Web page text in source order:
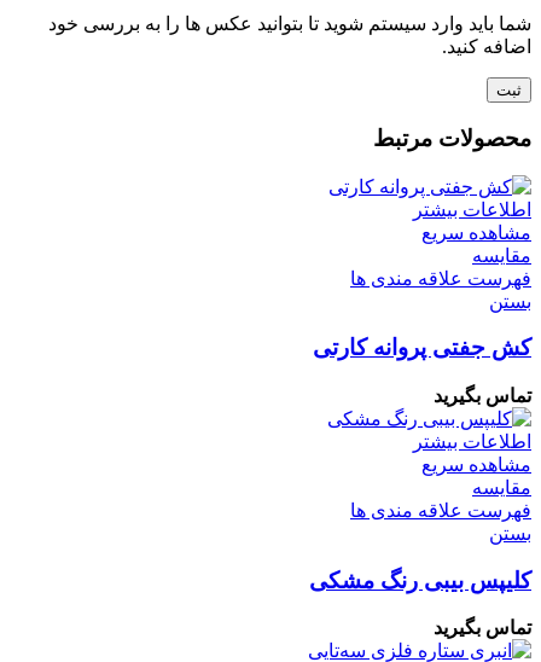
شما باید وارد سیستم شوید تا بتوانید عکس ها را به بررسی خود
اضافه کنید.
محصولات مرتبط
اطلاعات بیشتر
مشاهده سریع
مقایسه
فهرست علاقه مندی ها
بستن
کش جفتی پروانه کارتی
تماس بگیرید
اطلاعات بیشتر
مشاهده سریع
مقایسه
فهرست علاقه مندی ها
بستن
کلیپس بیبی رنگ مشکی
تماس بگیرید